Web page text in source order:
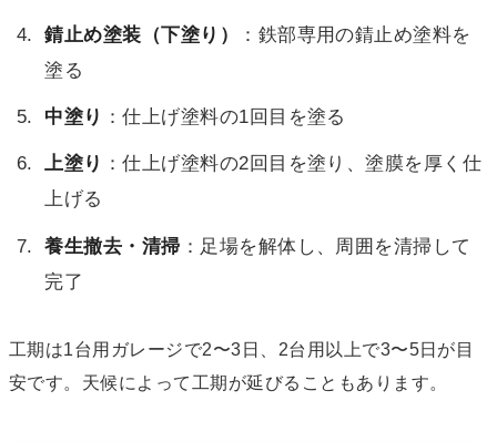
錆止め塗装（下塗り）
：鉄部専用の錆止め塗料を
塗る
中塗り ：仕上げ塗料の1回目を塗る
上塗り ：仕上げ塗料の2回目を塗り、塗膜を厚く仕
上げる
養生撤去・清掃 ：足場を解体し、周囲を清掃して
完了
工期は1台用ガレージで2〜3日、2台用以上で3〜5日が目
安です。天候によって工期が延びることもあります。